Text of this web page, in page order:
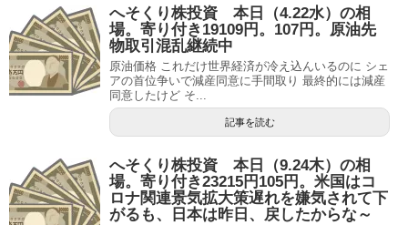
へそくり株投資 本日（4.22水）の相
場。寄り付き19109円。107円。原油先
物取引混乱継続中
原油価格 これだけ世界経済が冷え込んいるのに シェ
アの首位争いで減産同意に手間取り 最終的には減産
同意したけど そ...
記事を読む
へそくり株投資 本日（9.24木）の相
場。寄り付き23215円105円。米国はコ
ロナ関連景気拡大策遅れを嫌気されて下
がるも、日本は昨日、戻したからな～